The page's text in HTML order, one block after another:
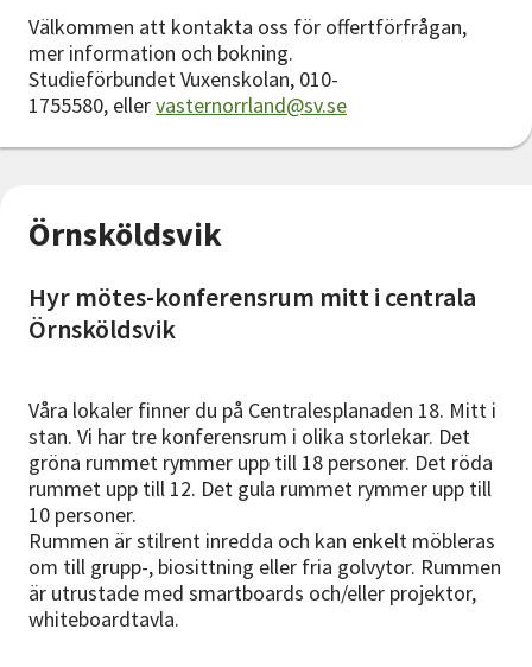
Välkommen att kontakta oss för offertförfrågan,
mer information och bokning.
Studieförbundet Vuxenskolan, 010-
1755580, ellervasternorrland@sv.se
Örnsköldsvik
Hyr mötes-konferensrum mitt i centrala
Örnsköldsvik
Våra lokaler finner du på Centralesplanaden 18. Mitt i
stan. Vi har tre konferensrum i olika storlekar. Det
gröna rummet rymmer upp till 18 personer. Det röda
rummet upp till 12. Det gula rummet rymmer upp till
10 personer.
Rummen är stilrent inredda och kan enkelt möbleras
om till grupp-, biosittning eller fria golvytor. Rummen
är utrustade med smartboards och/eller projektor,
whiteboardtavla.